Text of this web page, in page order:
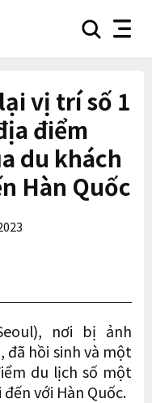
searchnav
vị trí số 1
điểm
du khách
Hàn Quốc
nơi bị ảnh
đã hồi sinh và một
du lịch số một
với Hàn Quốc.